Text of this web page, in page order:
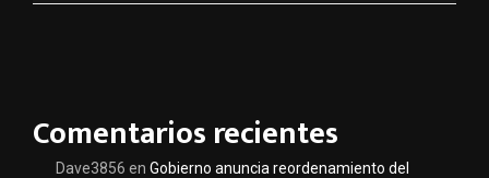
Comentarios recientes
Dave3856 en Gobierno anuncia reordenamiento del